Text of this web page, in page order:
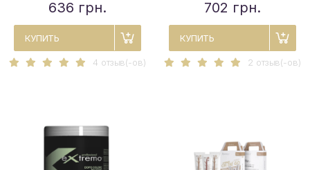
636 грн.
КУПИТЬ
4 отзыв(-ов)
702 грн.
КУПИТЬ
2 отзыв(-ов)